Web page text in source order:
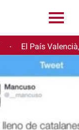
· El País